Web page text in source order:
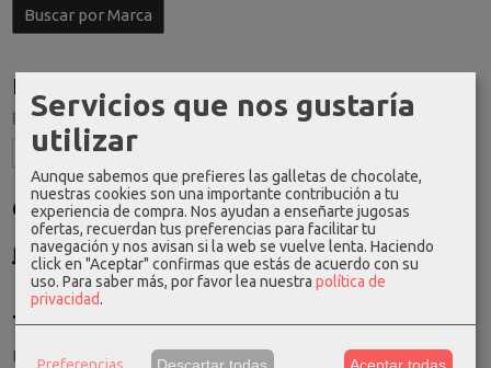
Idioma
Costes de Envío
GRATIS *
Consultar Destinos
Tu Carrito (0)
El carrito de la compra está vacío
Servicios que nos gustaría
utilizar
Aunque sabemos que prefieres las galletas de chocolate,
nuestras cookies son una importante contribución a tu
experiencia de compra. Nos ayudan a enseñarte jugosas
ofertas, recuerdan tus preferencias para facilitar tu
navegación y nos avisan si la web se vuelve lenta. Haciendo
click en "Aceptar" confirmas que estás de acuerdo con su
uso. Para saber más, por favor lea nuestra política de
privacidad.
Preferencias Descartar todas Aceptar todas